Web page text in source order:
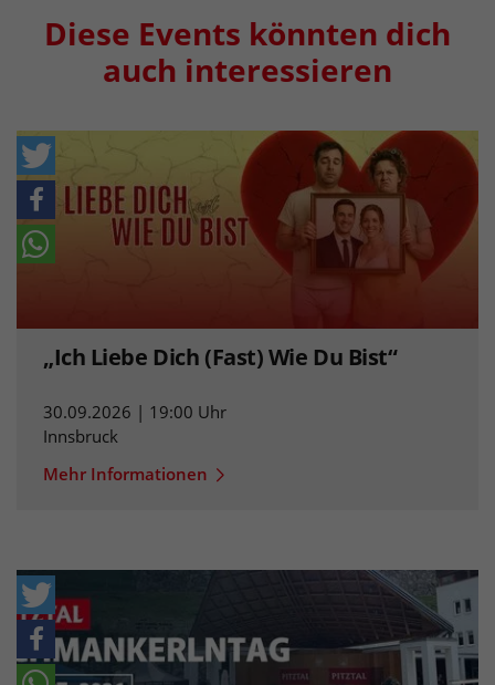
Diese Events könnten dich
auch interessieren
„Ich Liebe Dich (Fast) Wie Du Bist“
30.09.2026 | 19:00 Uhr
Innsbruck
Mehr Informationen